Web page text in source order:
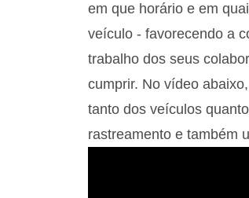
em que horário e em
veículo - favorecendo a
trabalho dos seus
cumprir. No vídeo
tanto dos veículos
rastreamento e também